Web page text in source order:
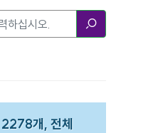
2278개, 전체